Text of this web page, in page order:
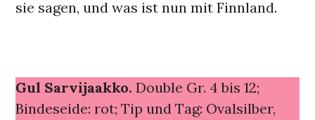
sie sagen, und was ist nun mit Finnland.
Gul Sarvijaakko. Double Gr. 4 bis 12;
Bindeseide: rot; Tip und Tag: Ovalsilber,